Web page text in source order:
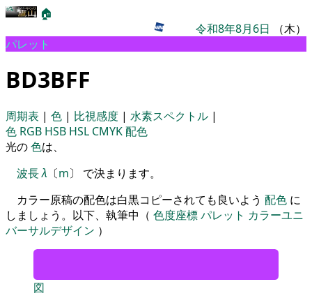
🏠
令和8年8月6日 （木）
パレット
BD3BFF
周期表 | 色 | 比視感度 | 水素スペクトル |
色 RGB HSB HSL CMYK配色
光の色は、
波長λ 〔m〕 で決まります。
カラー原稿の配色は白黒コピーされても良いよう 配色 に
しましょう。以下、執筆中（ 色度座標パレット カラーユニ
バーサルデザイン ）
図